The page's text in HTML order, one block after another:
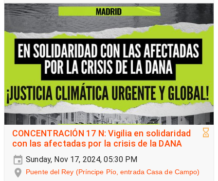
CONCENTRACIÓN 17 N: Vigilia en solidaridad
con las afectadas por la crisis de la DANA
Sunday, Nov 17, 2024, 05:30 PM
Puente del Rey (Príncipe Pío, entrada Casa de Campo)